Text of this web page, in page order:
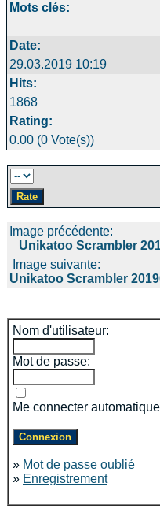
Mots clés:
Date:
29.03.2019 10:19
Hits:
1868
Rating:
0.00 (0 Vote(s))
Image précédente:
Unikatoo Scrambler
Image suivante:
Unikatoo Scrambler
Nom d'utilisateur:
Mot de passe:
Me connecter
» Mot de passe oublié
» Enregistrement